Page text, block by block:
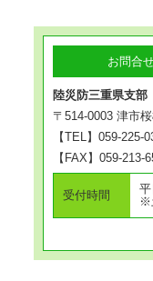
お問合
陸災防三重県支部
〒514-0003 津市
【TEL】059-225-
【FAX】059-213-
受付時間
※